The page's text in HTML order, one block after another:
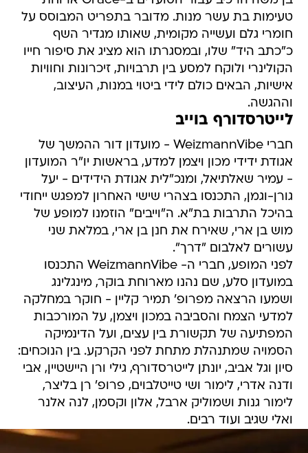
טעימות בת עשר מנות. מדובר בתפריט המבוסס על
חומרי גלם ועשייה מקומית, שאותו מגדיר השף
כ"כתב היד" שלו, ובמסגרתו הוא מציג את סיפור חייו
הקולינרי ולוקח למסע בין תרבויות, זיכרונות וחוויות
אישיות, הבאים כולם לידי ביטוי במנות, העיצוב,
וההגשה.
לייטרסדורף בוייב
חברי WeizmannVibe - מועדון דור ההמשך של
אגודת ידידי מכון ויצמן למדע, בראשות יו"ר המועדון
- עמיר שאלתיאל, ומנכ"לית אגודת הידידים - יעל
גורן-וגמן, התכנסו בצהרי שישי האחרון למפגש ייחודי
בהיכל התרבות בת"א. ה"וייבים" הוזמנו למופע של
מוש בן ארי, שאירח את חנן בן ארי, במלאת שני
עשורים לאלבום "דרך".
לפני המופע, חברי ה- WeizmannVibe התכנסו
במועדון סלע, שם נהנו מארוחת בוקר, מינגלינג
ושמעו הרצאה מפרופ' תמיר קליין - חוקר במחלקה
למדעי הצמח והסביבה במכון ויצמן, על המורכבות
המפתיעה של תקשורת בין עצים, ועל הדינמיקה
הסמויה שמתנהלת מתחת לפני הקרקע. בין הנוכחים:
סיון וגל אביב, יונתן לייטרסדורף, גילי ורן היישטיין, אבי
ודנה אדרי, לימור ושי טייטלבוים, פרופ' רן בליצר,
לימור גנות ושמוליק ארבל, אלון וקסמן, לנה אלנר
ואלי שגיב ועוד רבים.